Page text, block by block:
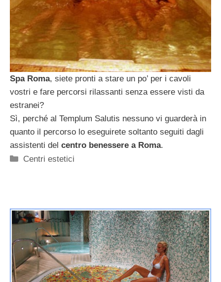
Spa Roma, siete pronti a stare un po’ per i cavoli
vostri e fare percorsi rilassanti senza essere visti da
estranei?
Sì, perché al Templum Salutis nessuno vi guarderà in
quanto il percorso lo eseguirete soltanto seguiti dagli
assistenti del centro benessere a Roma.
Categorie
Centri estetici